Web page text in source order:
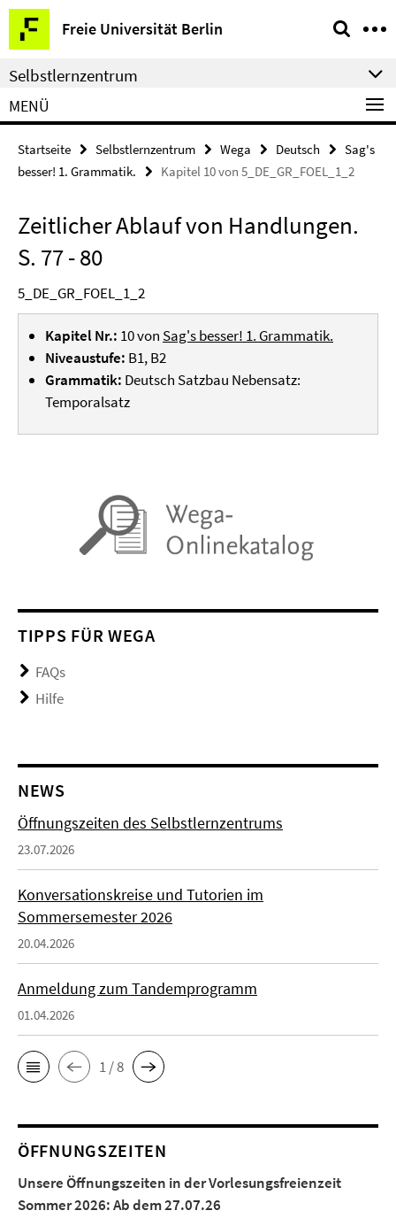
Springe
direkt
zu
Inhalt
Freie Universität Berlin
Service-
Navigation
Selbstlernzentrum
MENÜ
Startseite Selbstlernzentrum Wega Deutsch
Sag's
besser! 1. Grammatik.
Kapitel 10 von 5_DE_GR_FOEL_1_2
Zeitlicher Ablauf von Handlungen.
S. 77 - 80
5_DE_GR_FOEL_1_2
Kapitel Nr.: 10 von Sag's besser! 1. Grammatik.
Niveaustufe: B1, B2
Grammatik: Deutsch Satzbau Nebensatz:
Temporalsatz
TIPPS FÜR WEGA
FAQs
Hilfe
NEWS
Öffnungszeiten des Selbstlernzentrums
23.07.2026
Konversationskreise und Tutorien im
Sommersemester 2026
20.04.2026
Anmeldung zum Tandemprogramm
01.04.2026
1 / 8
ÖFFNUNGSZEITEN
Unsere Öffnungszeiten in der Vorlesungsfreienzeit
Sommer 2026:Ab dem 27.07.26